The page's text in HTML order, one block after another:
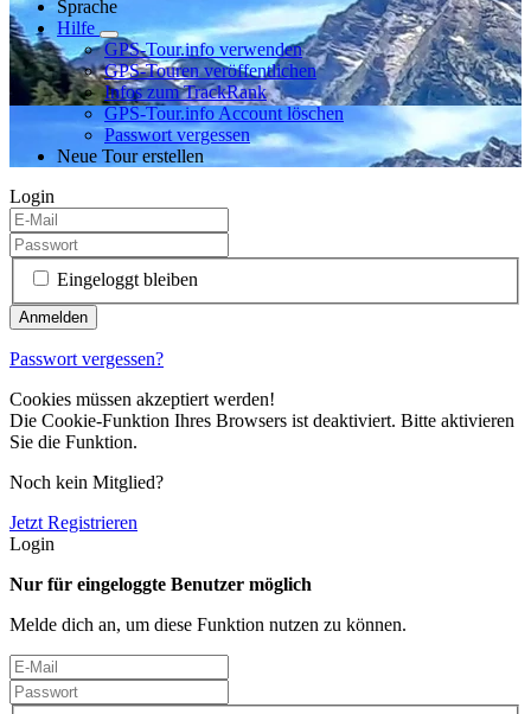
Sprache
Hilfe
GPS-Tour.info verwenden
GPS-Touren veröffentlichen
Infos zum TrackRank
GPS-Tour.info Account löschen
Passwort vergessen
Neue Tour erstellen
Login
Eingeloggt bleiben
Passwort vergessen?
Cookies müssen akzeptiert werden!
Die Cookie-Funktion Ihres Browsers ist deaktiviert. Bitte aktivieren
Sie die Funktion.
Noch kein Mitglied?
Jetzt Registrieren
Login
Nur für eingeloggte Benutzer möglich
Melde dich an, um diese Funktion nutzen zu können.